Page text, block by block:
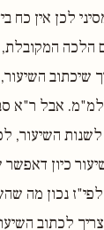
לכן אין כח
הלכה
שיכתוב השיעור,
אבל ר"א
לשנות השיעור,
כיון
נכון מה
לכתוב